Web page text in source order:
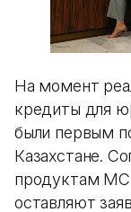
На момент
кредиты для
были первым
Казахстане.
продуктам
оставляют